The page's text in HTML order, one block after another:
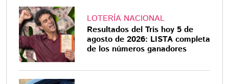
LOTERÍA NACIONAL
Resultados del Tris hoy 5 de
agosto de 2026: LISTA completa
de los números ganadores